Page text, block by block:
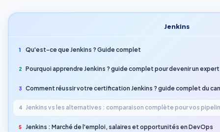
Jenkins
1 Qu'est-ce que Jenkins ? Guide complet
2 Pourquoi apprendre Jenkins ? guide complet pour devenir un
3 Comment réussir votre certification Jenkins ? guide complet du
4 Jenkins vs les alternatives : comparaison complète pour vos
5 Jenkins : Marché de l'emploi, salaires et opportunités en DevOps